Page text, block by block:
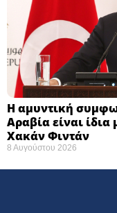
Η αμυντική
Αραβία είναι
Χακάν Φιντάν
8 Αυγούστου 2026